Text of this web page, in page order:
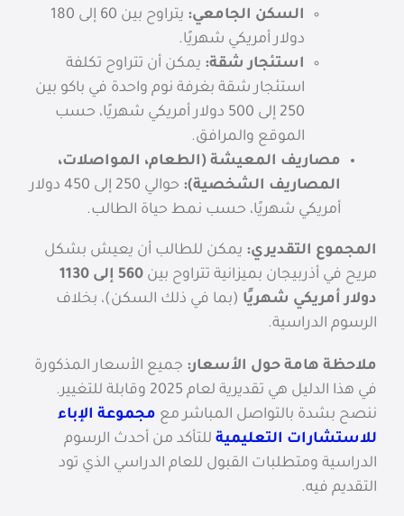
السكن الجامعي:
يتراوح بين 60 إلى 180
دولار أمريكي شهريًا.
استئجار شقة: يمكن أن تتراوح تكلفة
استئجار شقة بغرفة نوم واحدة في باكو بين
250 إلى 500 دولار أمريكي شهريًا، حسب
الموقع والمرافق.
مصاريف المعيشة (الطعام، المواصلات،
المصاريف الشخصية):
حوالي 250 إلى 450 دولار
أمريكي شهريًا، حسب نمط حياة الطالب.
المجموع التقديري: يمكن للطالب أن يعيش بشكل
مريح في أذربيجان بميزانية تتراوح بين
560 إلى 1130
دولار أمريكي شهريًا (بما في ذلك السكن)، بخلاف
الرسوم الدراسية.
ملاحظة هامة حول الأسعار: جميع الأسعار المذكورة
في هذا الدليل هي تقديرية لعام 2025 وقابلة للتغيير.
ننصح بشدة بالتواصل المباشر مع مجموعة الإباء
للاستشارات التعليمية للتأكد من أحدث الرسوم
الدراسية ومتطلبات القبول للعام الدراسي الذي تود
التقديم فيه.